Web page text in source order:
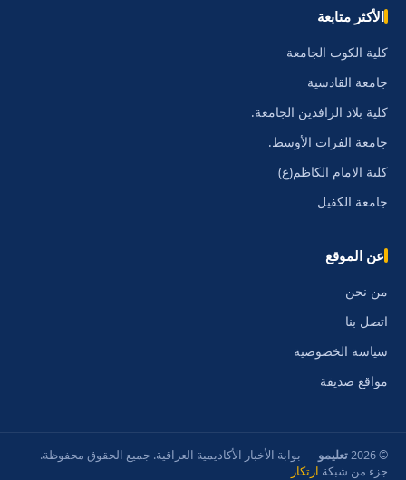
الأكثر متابعة
كلية الكوت الجامعة
جامعة القادسية
كلية بلاد الرافدين الجامعة.
جامعة الفرات الأوسط.
كلية الامام الكاظم(ع)
جامعة الكفيل
عن الموقع
من نحن
اتصل بنا
سياسة الخصوصية
مواقع صديقة
© 2026 تعليمو — بوابة الأخبار الأكاديمية العراقية. جميع الحقوق محفوظة.
جزء من شبكة ارتكاز